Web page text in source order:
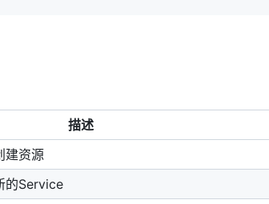
描述
建资源
的Service